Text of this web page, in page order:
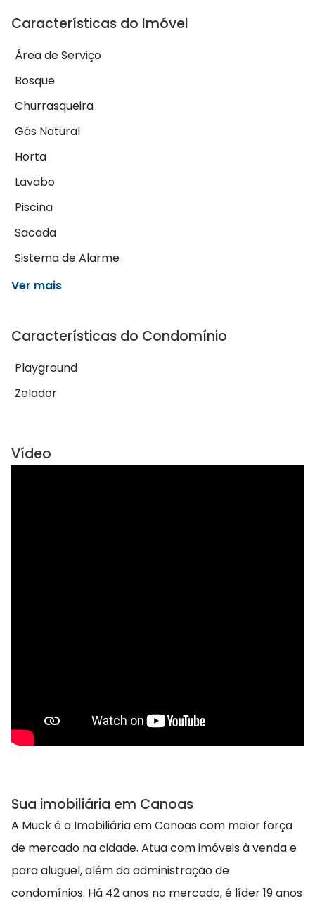
Características do Imóvel
Área de Serviço
Bosque
Churrasqueira
Gás Natural
Horta
Lavabo
Piscina
Sacada
Sistema de Alarme
Ver mais
Características do Condomínio
Playground
Zelador
Vídeo
Sua imobiliária em Canoas
A Muck é a Imobiliária em Canoas com maior força
de mercado na cidade. Atua com imóveis à venda e
para aluguel, além da administração de
condomínios. Há 42 anos no mercado, é líder 19 anos